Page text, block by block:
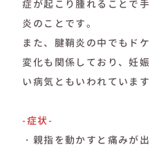
症が起こり腫れることで
炎のことです。
また、腱鞘炎の中でもド
変化も関係しており、妊
い病気ともいわれています
-症状-
・親指を動かすと痛みが